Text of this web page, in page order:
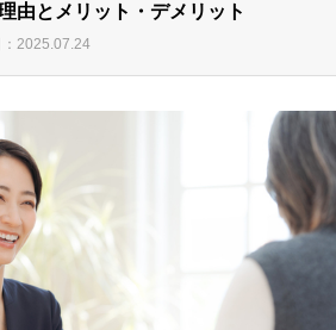
由とメリット・デメリット
2025.07.24